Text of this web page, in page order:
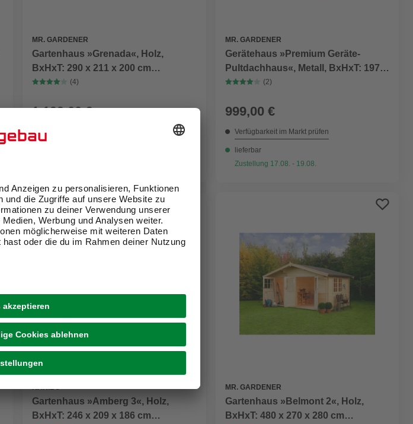
MR. GARDENER
Gartenhaus »Grenada«, Holz,
BxHxT: 290 x 211 x 200 cm
(Außenmaße inkl. Dachüberstand)
(4)
1.199,00 €
Verfügbarkeit im Markt prüfen
MR. GARDENER
Gerätehaus »Premium Geräte-
Pultdachhaus«, Metall, BxHxT: 197 x
201 x 146 cm (Außenmaße inkl.
(2)
999,00 €
Verfügbarkeit im Markt prüfen
lieferbar
Zustellung 17.08. - 19.08.
KARIBU
Gartenhaus »Amberg 3«, Holz,
BxHxT: 246 x 209 x 186 cm
MR. GARDENER
Gartenhaus »Belmont 2«, Holz,
BxHxT: 480 x 270 x 280 cm